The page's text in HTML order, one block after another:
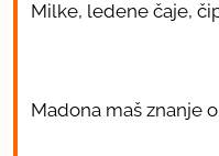
Milke, ledene čaje,
Madona maš znanje